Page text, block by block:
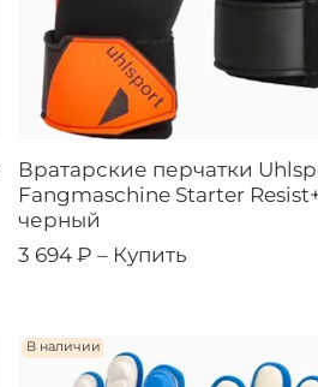
Вратарские перчатки
Fangmaschine Starter
черный
3 694 ₽ – Купить
В наличии